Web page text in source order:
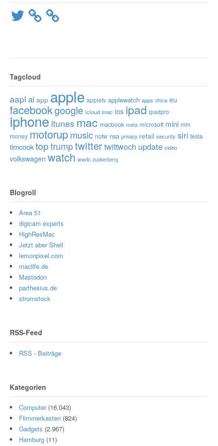
Twitter
Tagcloud
aapl ai app apple appletv applewatch apps china eu
facebookgoogle icloud imac ios ipad ipadpro
iphone itunes mac macbook meta microsoft mini mm
money motorupmusic notw nsa privacy retail security siri tesla
timcooktop trumptwittertwittwoch update video
volkswagen watch wwdc zuckerberg
Blogroll
Area 51
digicam experts
HighResMac
Jetzt aber Shell
lemonpixel.com
maclife.de
Mastodon
parthesius.de
stromstock
RSS-Feed
RSS - Beiträge
Kategorien
Computer(16.043)
Flimmerkasten (824)
Gadgets (2.967)
Hamburg (11)